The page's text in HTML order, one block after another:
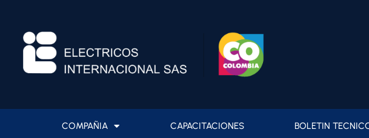
contenido
COMPAÑIA CAPACITACIONES BOLETIN